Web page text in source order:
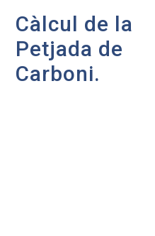
Càlcul de la
Petjada de
Carboni.